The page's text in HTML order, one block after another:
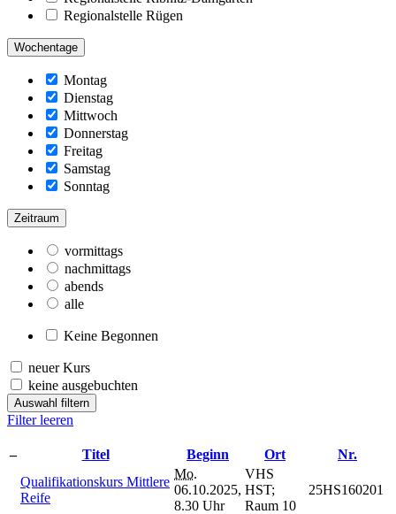
Regionalstelle Rügen
Wochentage
Montag
Dienstag
Mittwoch
Donnerstag
Freitag
Samstag
Sonntag
Zeitraum
vormittags
nachmittags
abends
alle
Keine Begonnen
neuer Kurs
keine ausgebuchten
Auswahl filtern
Filter leeren
– Titel Beginn Ort
Nr.
Qualifikationskurs Mittlere
Reife
Mo.
06.10.2025,
8.30 Uhr
VHS
HST;
Raum 10
25HS160201